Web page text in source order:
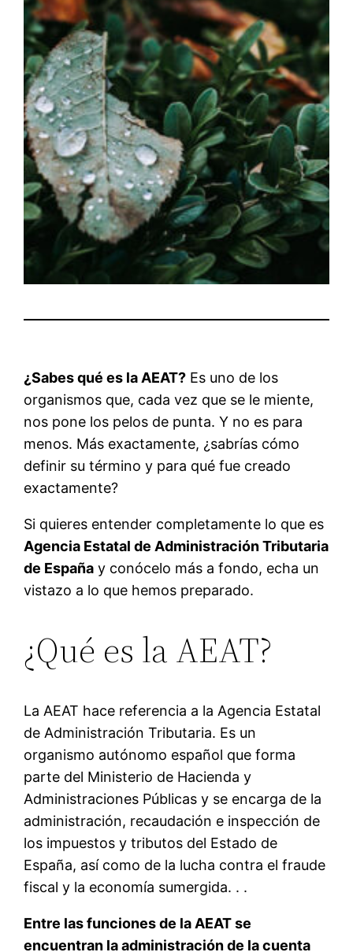
¿Sabes qué es la AEAT? Es uno de los
organismos que, cada vez que se le miente,
nos pone los pelos de punta. Y no es para
menos. Más exactamente, ¿sabrías cómo
definir su término y para qué fue creado
exactamente?
Si quieres entender completamente lo que es
Agencia Estatal de Administración Tributaria
de España y conócelo más a fondo, echa un
vistazo a lo que hemos preparado.
¿Qué es la AEAT?
La AEAT hace referencia a la Agencia Estatal
de Administración Tributaria. Es un
organismo autónomo español que forma
parte del Ministerio de Hacienda y
Administraciones Públicas y se encarga de la
administración, recaudación e inspección de
los impuestos y tributos del Estado de
España, así como de la lucha contra el fraude
fiscal y la economía sumergida. . .
Entre las funciones de la AEAT se
encuentran la administración de la cuenta